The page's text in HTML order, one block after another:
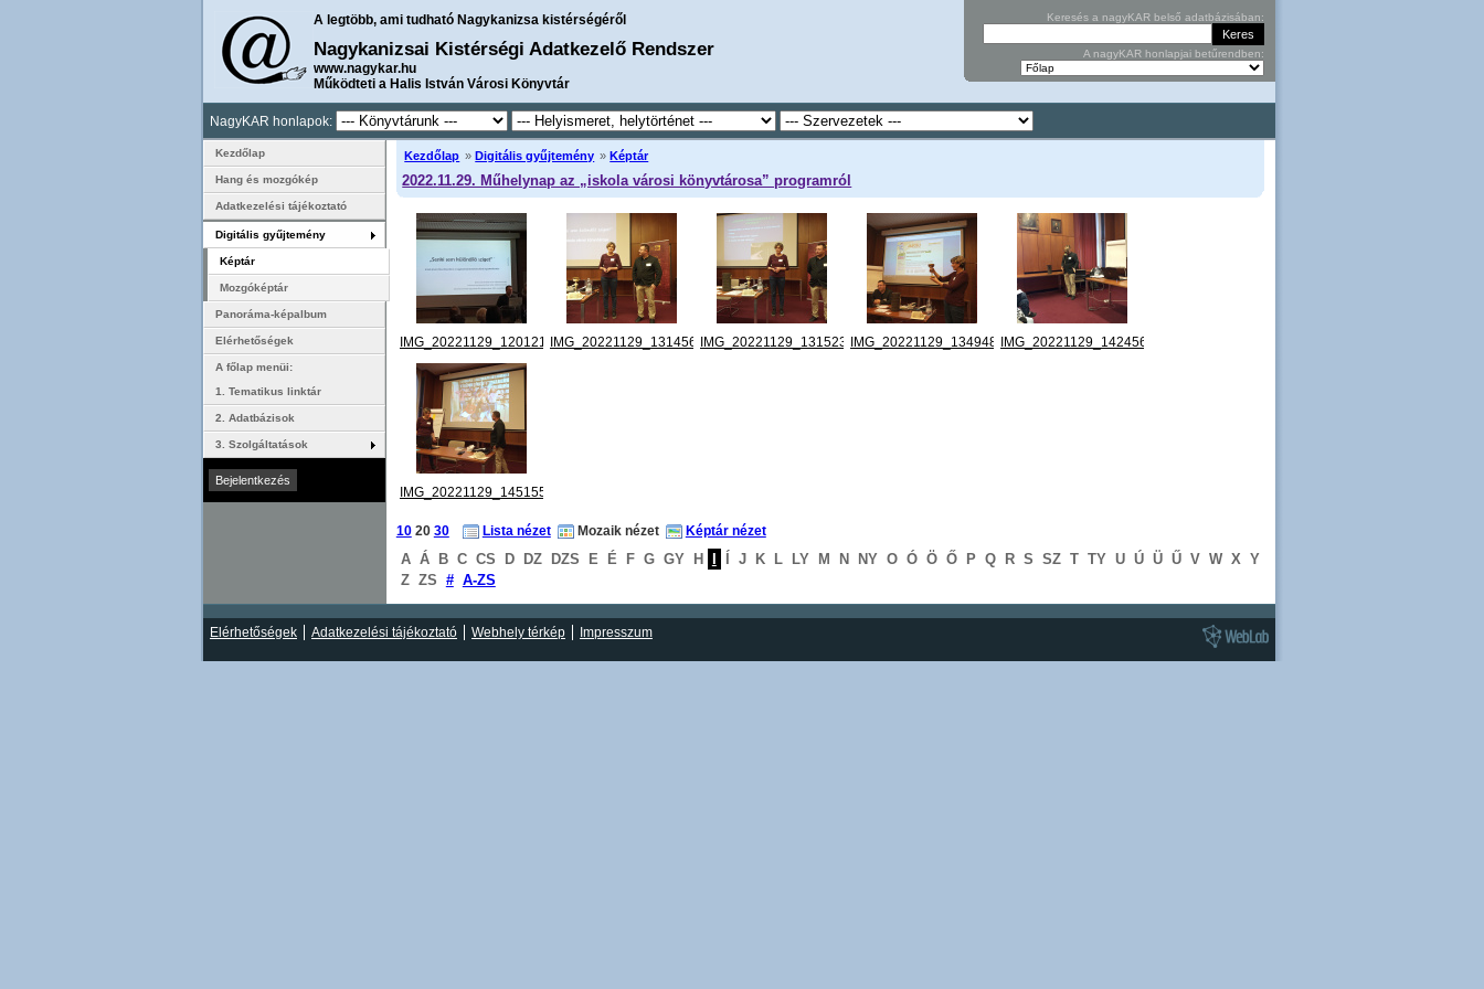
A legtöbb, ami tudható Nagykanizsa kistérségéről
Nagykanizsai Kistérségi Adatkezelő Rendszer
www.nagykar.hu
Működteti a Halis István Városi Könyvtár
Keresés a nagyKAR belső adatbázisában:
A nagyKAR honlapjai betűrendben:
NagyKAR honlapok:
Kezdőlap » Digitális gyűjtemény » Képtár
2022.11.29. Műhelynap az „iskola városi könyvtárosa” programról
IMG_20221129_120121.jpgIMG_20221129_131456.jpgIMG_20221129_131523.jpgIMG_20221129_134948.jpgIMG_20221129_142456.jpg
IMG_20221129_145155.jpg
10 20 30 Lista nézet Mozaik nézet Képtár nézet
A Á B C CS D DZ DZS E É F G GY H I Í J K L LY M N NY O Ó Ö Ő P Q R S SZ T TY U Ú Ü Ű V W X Y
Z ZS # A-ZS
Kezdőlap
Hang és mozgókép
Adatkezelési tájékoztató
Digitális gyűjtemény
Képtár
Mozgóképtár
Panoráma-képalbum
Elérhetőségek
A főlap menüi:
1. Tematikus linktár
2. Adatbázisok
3. Szolgáltatások
Elérhetőségek Adatkezelési tájékoztató Webhely térkép Impresszum